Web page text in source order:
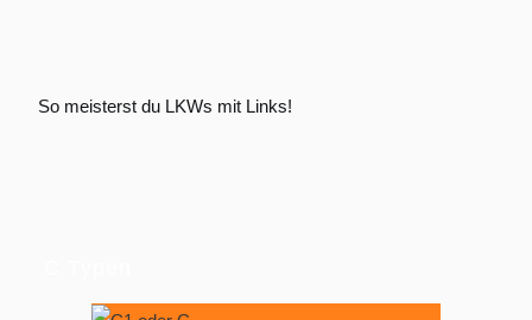
So meisterst du LKWs mit Links!